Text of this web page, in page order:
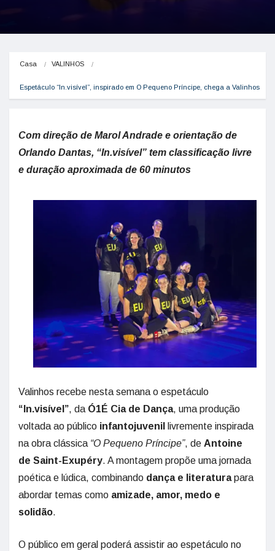
Casa VALINHOS
Espetáculo “In.visível”, inspirado em O Pequeno Príncipe, chega a Valinhos
Com direção de Marol Andrade e orientação de
Orlando Dantas, “In.visível” tem classificação livre
e duração aproximada de 60 minutos
Valinhos recebe nesta semana o espetáculo
“In.visível”, da Ó1É Cia de Dança, uma produção
voltada ao público infantojuvenil
livremente inspirada
na obra clássica “O Pequeno Príncipe”, de Antoine
de Saint-Exupéry. A montagem propõe uma jornada
poética e lúdica, combinando dança e literaturapara
abordar temas como amizade, amor, medo e
solidão.
O público em geral poderá assistir ao espetáculo no